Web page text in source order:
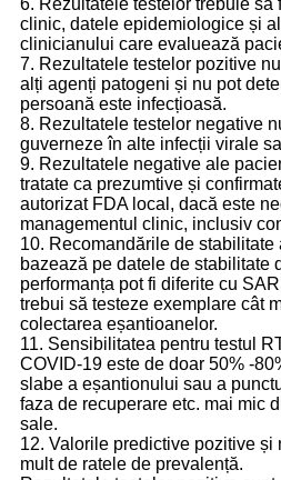
6. Rezultatele testelor trebuie să
clinic, datele epidemiologice și
clinicianului care evaluează
7. Rezultatele testelor pozitive
alți agenți patogeni și nu pot
persoană este infecțioasă.
8. Rezultatele testelor negative
guverneze în alte infecții virale
9. Rezultatele negative ale
tratate ca prezumtive și
autorizat FDA local, dacă este
managementul clinic, inclusiv
10. Recomandările de
bazează pe datele de stabilitate
performanța pot fi diferite cu
trebui să testeze exemplare cât
colectarea eșantioanelor.
11. Sensibilitatea pentru testul
COVID-19 este de doar 50% -
slabe a eșantionului sau a
faza de recuperare etc. mai mic
sale.
12. Valorile predictive pozitive și
mult de ratele de prevalență.